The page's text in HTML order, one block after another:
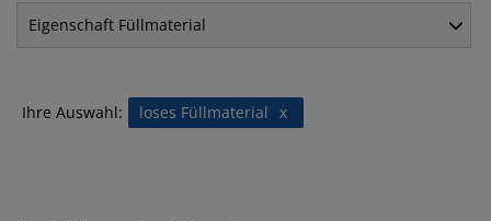
Eigenschaft Füllmaterial
Ihre Auswahl: x
loses Füllmaterial